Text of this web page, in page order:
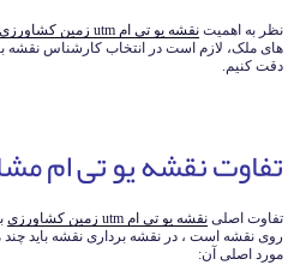
نظر به اهمیت نقشه یو تی ام utm زمین کشاورزی
های ملک، لازم است در انتخاب کارشناس نقشه
دقت کنیم.
تفاوت نقشه یو تی ام
تفاوت اصلی نقشه یو تی ام utm زمین کشاورزی
روی نقشه است ، در نقشه برداری نقشه باید چند
مورد اصلی آن: